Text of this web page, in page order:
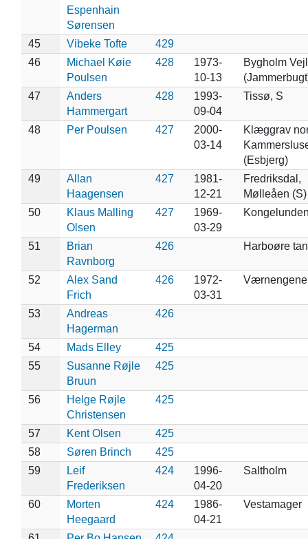
Espenhain
Sørensen
45 Vibeke Tofte
429
46
Michael Køie
Poulsen
428
1973-
10-13
Bygholm
47
Anders
Hammergart
428
1993-
09-04
Tissø, S
48 Per Poulsen 427
2000-
03-14
Klæggrav
(Esbjerg)
49
Allan
Haagensen
427
1981-
12-21
Fredriksdal,
Mølleåen (S)
50
Klaus Malling
Olsen
427
1969-
03-29
51
Brian
Ravnborg
426 Harboøre
52
Alex Sand
Frich
426
1972-
03-31
Værnengene
53
Andreas
Hagerman
426
54 Mads Elley
425
55
Susanne Røjle
Bruun
425
56
Helge Røjle
Christensen
425
57 Kent Olsen
425
58
Søren Brinch
425
59
Leif
Frederiksen
424
1996-
04-20
Saltholm
60
Morten
Heegaard
424
1986-
04-21
Vestamager